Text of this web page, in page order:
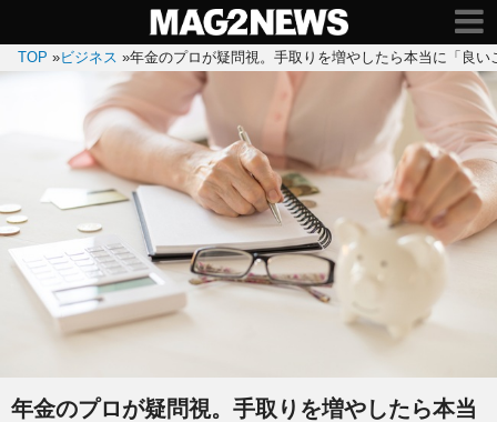
TOP »ビジネス »年金のプロが疑問視。手取りを増やしたら本当に「良い
年金のプロが疑問視。手取りを増やしたら本当